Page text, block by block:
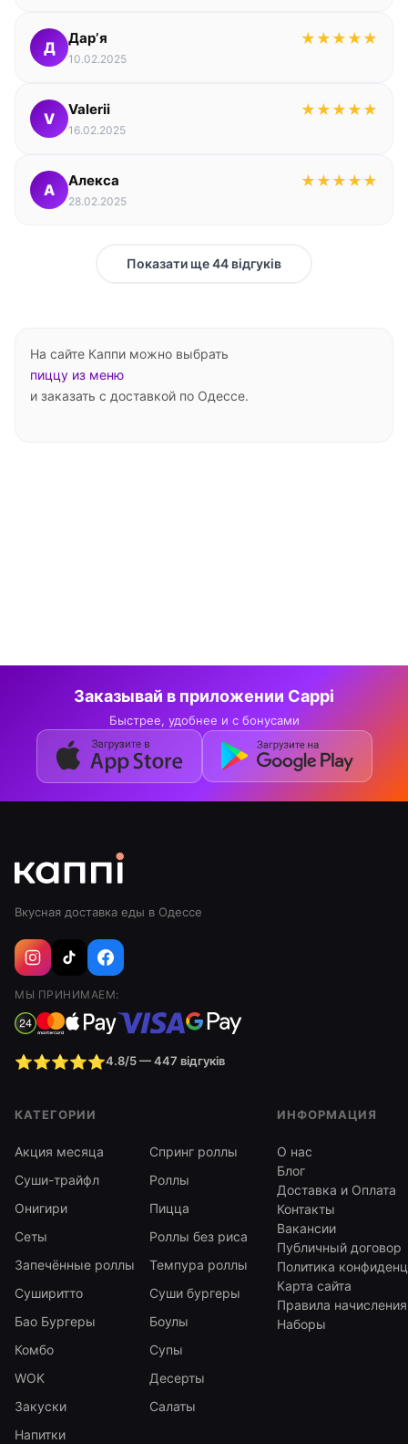
Д
Дарʼя ★ ★ ★ ★ ★
10.02.2025
V
Valerii ★ ★ ★ ★ ★
16.02.2025
А
Алекса ★ ★ ★ ★ ★
28.02.2025
Показати ще 44 відгуків
На сайте Каппи можно выбрать
пиццу из меню
и заказать с доставкой по Одессе.
Заказывай в приложении Cappi
Быстрее, удобнее и с бонусами
Вкусная доставка еды в Одессе
МЫ ПРИНИМАЕМ:
⭐⭐⭐⭐⭐4.8/5 — 447 відгуків
КАТЕГОРИИ
Акция месяца
Спринг роллы
Суши-трайфл
Роллы
Онигири
Пицца
Сеты
Роллы без риса
Запечённые роллы
Темпура роллы
Суширитто
Суши бургеры
Бао Бургеры
Боулы
Комбо
Супы
WOK
Десерты
Закуски
Салаты
Напитки
ИНФОРМАЦИЯ
О нас
Блог
Доставка и Оплата
Контакты
Вакансии
Публичный договор
Политика
Карта сайта
Правила
Наборы